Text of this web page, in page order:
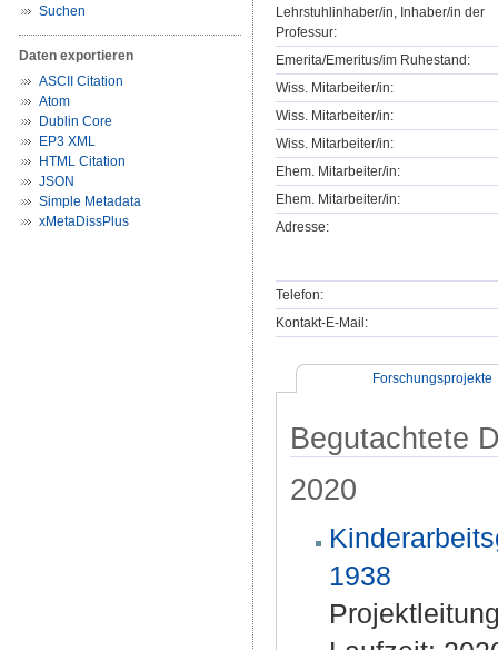
Suchen
Daten exportieren
ASCII Citation
Atom
Dublin Core
EP3 XML
HTML Citation
JSON
Simple Metadata
xMetaDissPlus
Lehrstuhlinhaber/in, Inhaber/in der
Professur:
Emerita/Emeritus/im Ruhestand:
Wiss. Mitarbeiter/in:
Wiss. Mitarbeiter/in:
Wiss. Mitarbeiter/in:
Ehem. Mitarbeiter/in:
Ehem. Mitarbeiter/in:
Adresse:
Telefon:
Kontakt-E-Mail:
Forschungsprojekte
Begutachtete
2020
1938